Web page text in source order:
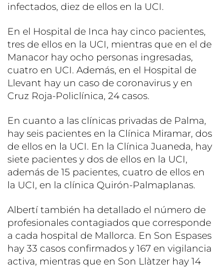
infectados, diez de ellos en la UCI.
En el Hospital de Inca hay cinco pacientes,
tres de ellos en la UCI, mientras que en el de
Manacor hay ocho personas ingresadas,
cuatro en UCI. Además, en el Hospital de
Llevant hay un caso de coronavirus y en
Cruz Roja-Policlínica, 24 casos.
En cuanto a las clínicas privadas de Palma,
hay seis pacientes en la Clínica Miramar, dos
de ellos en la UCI. En la Clínica Juaneda, hay
siete pacientes y dos de ellos en la UCI,
además de 15 pacientes, cuatro de ellos en
la UCI, en la clínica Quirón-Palmaplanas.
Albertí también ha detallado el número de
profesionales contagiados que corresponde
a cada hospital de Mallorca. En Son Espases
hay 33 casos confirmados y 167 en vigilancia
activa, mientras que en Son Llàtzer hay 14